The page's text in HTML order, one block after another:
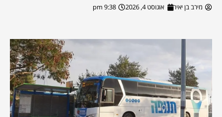
מירב בן יאיר אוגוסט 4, 2026 9:38 pm